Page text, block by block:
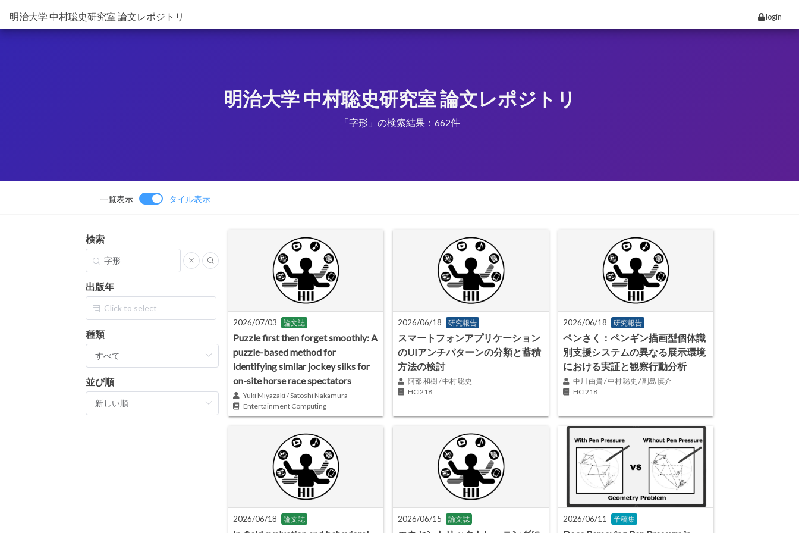
明治大学 中村聡史研究室 論文レポジトリ login
明治大学 中村聡史研究室 論文レポジトリ
「字形」の検索結果：662件
一覧表示 タイル表示
検索
出版年
種類
並び順
2026/07/03 論文誌
Puzzle first then forget smoothly: A
puzzle-based method for
identifying similar jockey silks for
on-site horse race spectators
Yuki Miyazaki / Satoshi Nakamura
Entertainment Computing
2026/06/18 研究報告
スマートフォンアプリケーション
のUIアンチパターンの分類と蓄積
方法の検討
阿部 和樹 / 中村 聡史
HCI218
2026/06/18 研究報告
ペンさく：ペンギン描画型個体識
別支援システムの異なる展示環境
における実証と観察行動分析
中川 由貴 / 中村 聡史 / 副島 慎介
HCI218
2026/06/18 論文誌 2026/06/15 論文誌 2026/06/11 予稿集